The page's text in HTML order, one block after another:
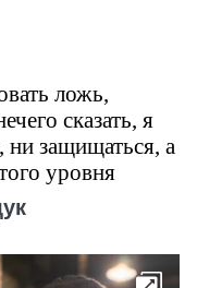
ложь,
сказать, я
ни защищаться, а
уровня